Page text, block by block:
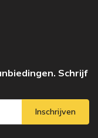
Schrijf
Inschrijven